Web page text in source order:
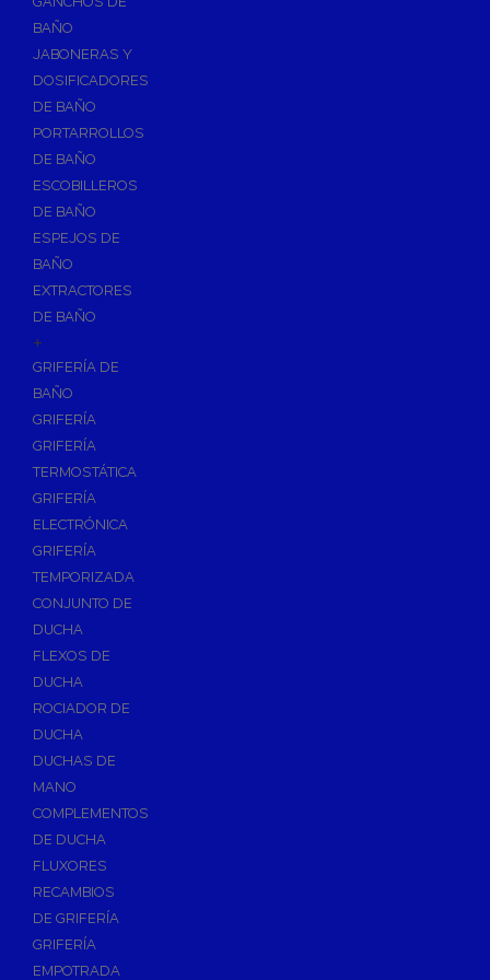
Accesorios y Grupos Contra Incendios
Calderas y estufas de biomasa
Sistemas de Energía Solar Térmica
Estructuras de soporte
Sistemas de Aerotermia
Sistemas de Energía Solar Fotovoltaica
Paneles
Inversores
Baterías
Estructuras
Fontanería
Aislamientos para Tuberías
Accesorios para Instalación de Gas
Válvulas para Gas
Accesorios y Repuestos de Gas
Baterias y Contadores
Bombas
Bombas Sumergibles
Bombas de Drenaje y Residual
Bombas de Superficies Horizontal y Vertical
Desagües
Válvulas de Desagüe
Válvulas para Platos de Ducha y Bañeras
Sifones
Sumideros y Botes Sifónicos
Accesorios para Desagüe
Flotadores y Boyas
BAÑO
JABONERAS Y
DOSIFICADORES
DE BAÑO
PORTARROLLOS
DE BAÑO
ESCOBILLEROS
DE BAÑO
ESPEJOS DE
BAÑO
EXTRACTORES
DE BAÑO
+
GRIFERÍA DE
BAÑO
GRIFERÍA
GRIFERÍA
TERMOSTÁTICA
GRIFERÍA
ELECTRÓNICA
GRIFERÍA
TEMPORIZADA
CONJUNTO DE
DUCHA
FLEXOS DE
DUCHA
ROCIADOR DE
DUCHA
DUCHAS DE
MANO
COMPLEMENTOS
DE DUCHA
FLUXORES
RECAMBIOS
DE GRIFERÍA
GRIFERÍA
EMPOTRADA